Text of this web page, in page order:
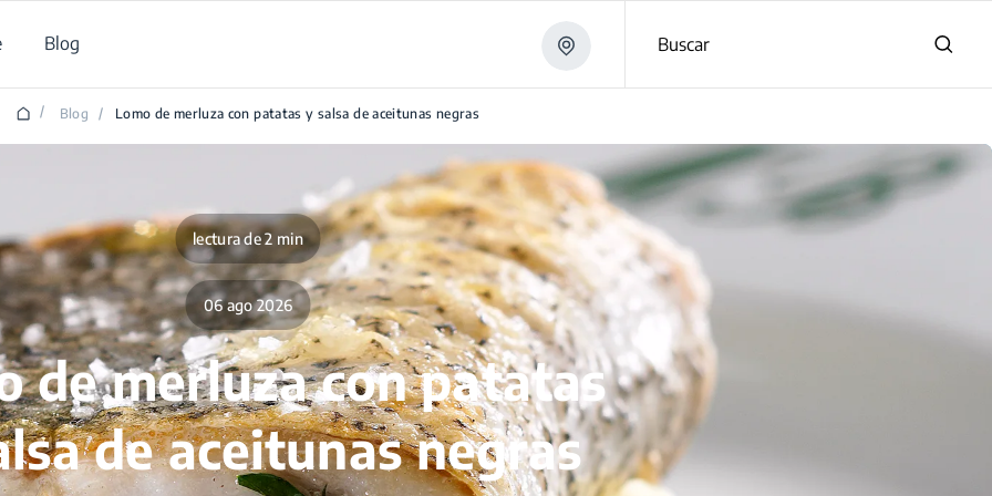
Blog Buscar
/ Blog / Lomo de merluza con patatas y salsa de aceitunas negras
lectura de 2 min
06 ago 2026
de merluza con patatas
de aceitunas negras